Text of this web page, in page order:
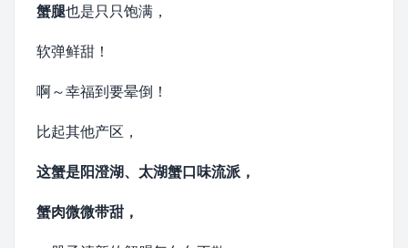
蟹腿也是只只饱满，
软弹鲜甜！
啊～幸福到要晕倒！
比起其他产区，
这蟹是阳澄湖、 太湖蟹口味流派，
蟹肉微微带甜，